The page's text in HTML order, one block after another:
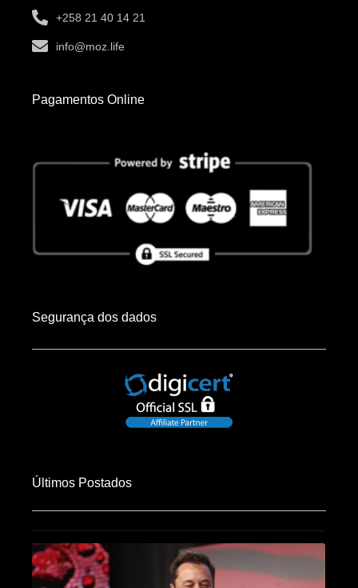
+258 21 40 14 21
info@moz.life
Pagamentos Online
Segurança dos dados
Últimos Postados